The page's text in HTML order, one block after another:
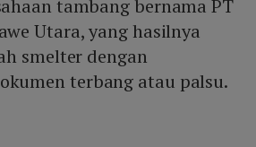
tambang bernama PT
Utara, yang hasilnya
smelter dengan
terbang atau palsu.